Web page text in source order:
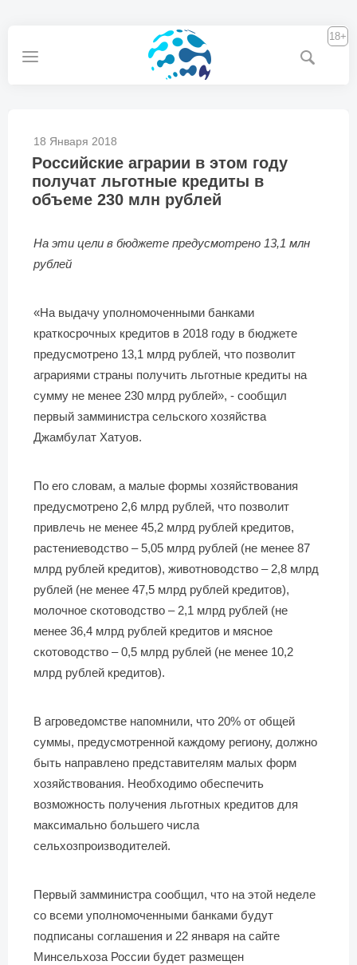
18+
18 Января 2018
Российские аграрии в этом году
получат льготные кредиты в
объеме 230 млн рублей
На эти цели в бюджете предусмотрено 13,1 млн
рублей
«На выдачу уполномоченными банками
краткосрочных кредитов в 2018 году в бюджете
предусмотрено 13,1 млрд рублей, что позволит
аграриями страны получить льготные кредиты на
сумму не менее 230 млрд рублей», - сообщил
первый замминистра сельского хозяйства
Джамбулат Хатуов.
По его словам, а малые формы хозяйствования
предусмотрено 2,6 млрд рублей, что позволит
привлечь не менее 45,2 млрд рублей кредитов,
растениеводство – 5,05 млрд рублей (не менее 87
млрд рублей кредитов), животноводство – 2,8 млрд
рублей (не менее 47,5 млрд рублей кредитов),
молочное скотоводство – 2,1 млрд рублей (не
менее 36,4 млрд рублей кредитов и мясное
скотоводство – 0,5 млрд рублей (не менее 10,2
млрд рублей кредитов).
В агроведомстве напомнили, что 20% от общей
суммы, предусмотренной каждому региону, должно
быть направлено представителям малых форм
хозяйствования. Необходимо обеспечить
возможность получения льготных кредитов для
максимально большего числа
сельхозпроизводителей.
Первый замминистра сообщил, что на этой неделе
со всеми уполномоченными банками будут
подписаны соглашения и 22 января на сайте
Минсельхоза России будет размещен